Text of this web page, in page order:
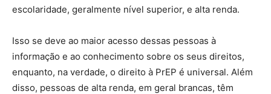
escolaridade, geralmente nível superior, e alta renda.
Isso se deve ao maior acesso dessas pessoas à
informação e ao conhecimento sobre os seus direitos,
enquanto, na verdade, o direito à PrEP é universal. Além
disso, pessoas de alta renda, em geral brancas, têm